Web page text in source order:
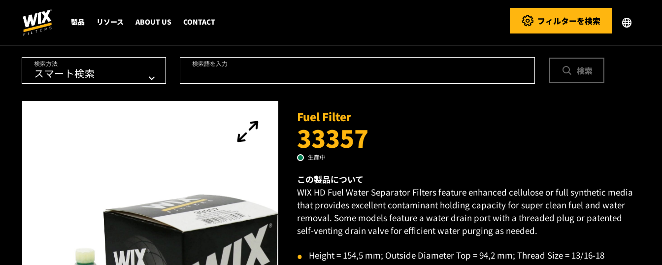
製品 リソース ABOUT US CONTACT フィルターを検索
検索方法 検索語を入力
検索
Fuel Filter
33357
生産中
この製品について
WIX HD Fuel Water Separator Filters feature enhanced cellulose or full synthetic media
that provides excellent contaminant holding capacity for super clean fuel and water
removal. Some models feature a water drain port with a threaded plug or patented
self-venting drain valve for efficient water purging as needed.
Height = 154,5 mm; Outside Diameter Top = 94,2 mm; Thread Size = 13/16-18